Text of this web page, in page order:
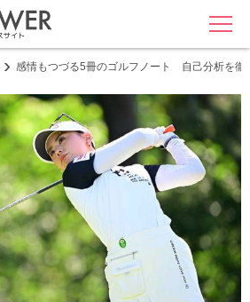
MENU
感情もつづる5冊のゴルフノート 自己分析を徹